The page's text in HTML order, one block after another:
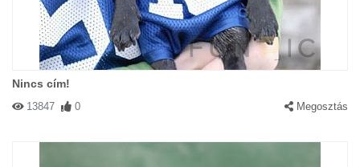
Nincs cím!
13847 0 Megosztás